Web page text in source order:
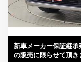
新車メーカー保証継
の販売に限らせて頂き